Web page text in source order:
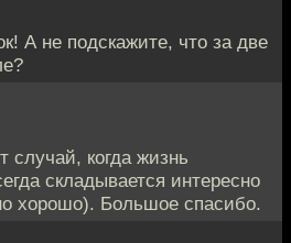
А не подскажите, что за две
случай, когда жизнь
складывается интересно
хорошо). Большое спасибо.